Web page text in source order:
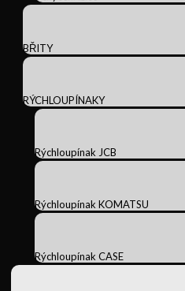
BŘITY
RÝCHLOUPÍNAKY
Rýchloupínak JCB
Rýchloupínak KOMATSU
Rýchloupínak CASE